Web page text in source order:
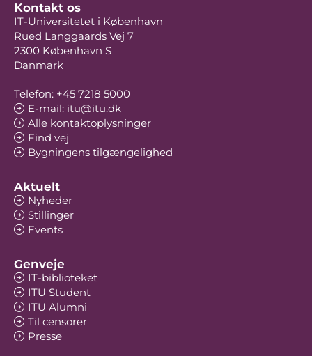
Kontakt os
IT-Universitetet i København
Rued Langgaards Vej 7
2300 København S
Danmark
Telefon: +45 7218 5000
E-mail: itu@itu.dk
Alle kontaktoplysninger
Find vej
Bygningens tilgængelighed
Aktuelt
Nyheder
Stillinger
Events
Genveje
IT-biblioteket
ITU Student
ITU Alumni
Til censorer
Presse